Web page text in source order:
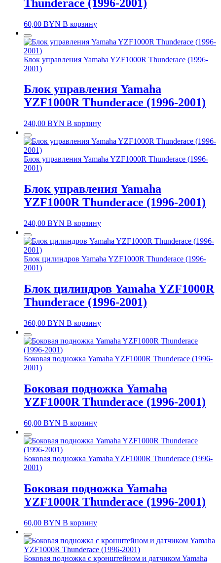
Thunderace (1996-2001)
60,00 BYN В корзину
Блок управления Yamaha YZF1000R Thunderace (1996-
2001)
Блок управления Yamaha
YZF1000R Thunderace (1996-2001)
240,00 BYN В корзину
Блок управления Yamaha YZF1000R Thunderace (1996-
2001)
Блок управления Yamaha
YZF1000R Thunderace (1996-2001)
240,00 BYN В корзину
Блок цилиндров Yamaha YZF1000R Thunderace (1996-
2001)
Блок цилиндров Yamaha YZF1000R
Thunderace (1996-2001)
360,00 BYN В корзину
Боковая подножка Yamaha YZF1000R Thunderace (1996-
2001)
Боковая подножка Yamaha
YZF1000R Thunderace (1996-2001)
60,00 BYN В корзину
Боковая подножка Yamaha YZF1000R Thunderace (1996-
2001)
Боковая подножка Yamaha
YZF1000R Thunderace (1996-2001)
60,00 BYN В корзину
Боковая подножка с кронштейном и датчиком Yamaha